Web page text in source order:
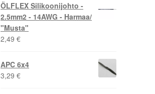
ÖLFLEX Silikoonijohto -
2.5mm2 - 14AWG - Harmaa/
"Musta"
2,49€
APC 6x4
3,29€